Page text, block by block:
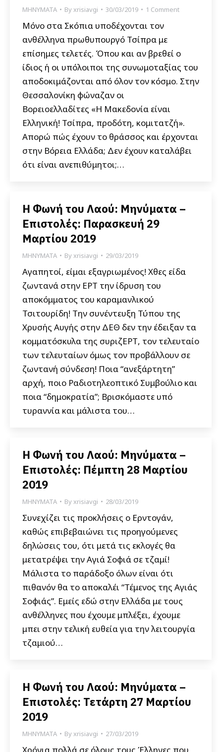
ΜΗΝΥΜΑΤΑ Byxrisiavgi 30/03/2019 1 Comment
Mόνο στα Σκόπια υποδέχονται τον
ανθέλληνα πρωθυπουργό Τσίπρα με
επίσημες τελετές. Όπου και αν βρεθεί ο
ίδιος ή οι υπόλοιποι της συνωμοταξίας του
αποδοκιμάζονται από όλον τον κόσμο. Στην
Θεσσαλονίκη φώναζαν οι
Βορειοελλαδίτες «Η Μακεδονία είναι
Ελληνική! Τσίπρα, προδότη, κομιτατζή».
Aπορώ πώς έχουν το θράσσος και έρχονται
στην Βόρεια Ελλάδα; Δεν έχουν καταλάβει
ότι είναι ανεπιθύμητοι;…
Η Φωνή του Λαού: Μηνύματα –
Επιστολές: Παρασκευή 29
Μαρτίου 2019
ΜΗΝΥΜΑΤΑ Byxrisiavgi 29/03/2019
Αγαπητοί, είμαι εξαγριωμένος! Χθες είδα
ζωντανά στην ΕΡΤ την ίδρυση του
αποκόμματος του καραμανλικού
Τσιτουρίδη! Την συνέντευξη Τύπου της
Χρυσής Αυγής στην ΔΕΘ δεν την έδειξαν τα
κομματόσκυλα της συριζΕΡΤ, τον τελευταίο
των τελευταίων όμως τον προβάλλουν σε
ζωντανή σύνδεση! Ποια “ανεξάρτητη”
αρχή, ποιο Ραδιοτηλεοπτικό Συμβούλιο και
ποια “δημοκρατία”; Βρισκόμαστε υπό
τυραννία και μάλιστα του…
Η Φωνή του Λαού: Μηνύματα –
Επιστολές: Πέμπτη 28 Μαρτίου
2019
ΜΗΝΥΜΑΤΑ Byxrisiavgi 28/03/2019
Συνεχίζει τις προκλήσεις ο Ερντογάν,
καθώς επιβεβαιώνει τις προηγούμενες
δηλώσεις του, ότι μετά τις εκλογές θα
μετατρέψει την Αγιά Σοφιά σε τζαμί!
Μάλιστα το παράδοξο όλων είναι ότι
πιθανόν θα το αποκαλέι “Τέμενος της Αγιάς
Σοφιάς”. Εμείς εδώ στην Ελλάδα με τους
ανθέλληνες που έχουμε μπλέξει, έχουμε
μπει στην τελική ευθεία για την λειτουργία
τζαμιού…
Η Φωνή του Λαού: Μηνύματα –
Επιστολές: Τετάρτη 27 Μαρτίου
2019
ΜΗΝΥΜΑΤΑ Byxrisiavgi 27/03/2019